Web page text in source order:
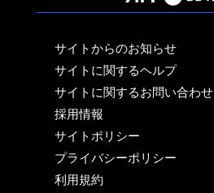
サイトからのお知らせ
サイトに関するヘルプ
サイトに関するお問い合わせ
採用情報
サイトポリシー
プライバシーポリシー
利用規約